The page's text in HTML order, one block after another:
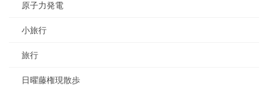
原子力発電
小旅行
旅行
日曜藤権現散歩